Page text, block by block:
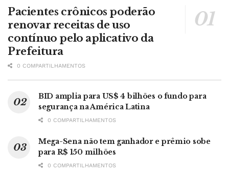
Pacientes crônicos poderão
renovar receitas de uso
contínuo pelo aplicativo da
Prefeitura
0 COMPARTILHAMENTOS
BID amplia para US$ 4 bilhões o fundo para
segurança na América Latina
0 COMPARTILHAMENTOS
Mega-Sena não tem ganhador e prêmio sobe
para R$ 150 milhões
0 COMPARTILHAMENTOS